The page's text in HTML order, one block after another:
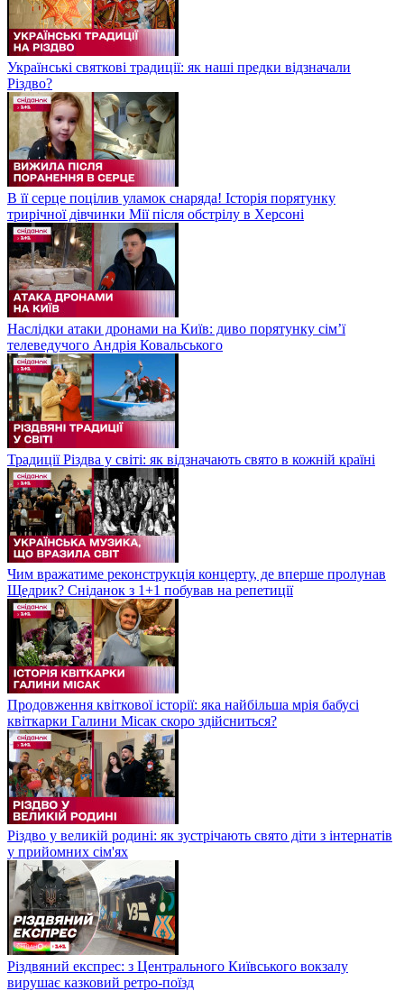
Українські святкові традиції: як наші предки відзначали
Різдво?
В її серце поцілив уламок снаряда! Історія порятунку
трирічної дівчинки Мії після обстрілу в Херсоні
Наслідки атаки дронами на Київ: диво порятунку сім’ї
телеведучого Андрія Ковальського
Традиції Різдва у світі: як відзначають свято в кожній країні
Чим вражатиме реконструкція концерту, де вперше пролунав
Щедрик? Сніданок з 1+1 побував на репетиції
Продовження квіткової історії: яка найбільша мрія бабусі
квіткарки Галини Місак скоро здійсниться?
Різдво у великій родині: як зустрічають свято діти з інтернатів
у прийомних сім'ях
Різдвяний експрес: з Центрального Київського вокзалу
вирушає казковий ретро-поїзд